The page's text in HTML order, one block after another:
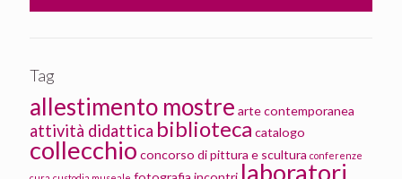
Tag
allestimento mostre arte contemporanea
attività didattica biblioteca catalogo
collecchio concorso di pittura e scultura conferenze
laboratori